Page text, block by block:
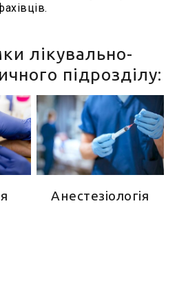
лікувально-
підрозділу:
Анестезіологія